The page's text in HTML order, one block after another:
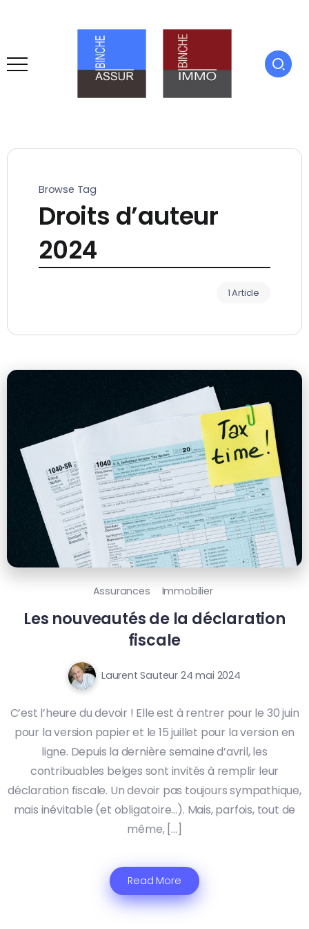
Browse Tag
Droits d’auteur
2024
1 Article
Assurances Immobilier
Les nouveautés de la déclaration
fiscale
Laurent Sauteur 24 mai 2024
C’est l’heure du devoir ! Elle est à rentrer pour le 30 juin
pour la version papier et le 15 juillet pour la version en
ligne. Depuis la dernière semaine d’avril, les
contribuables belges sont invités à remplir leur
déclaration fiscale. Un devoir pas toujours sympathique,
mais inévitable (et obligatoire…). Mais, parfois, tout de
même, […]
Read More